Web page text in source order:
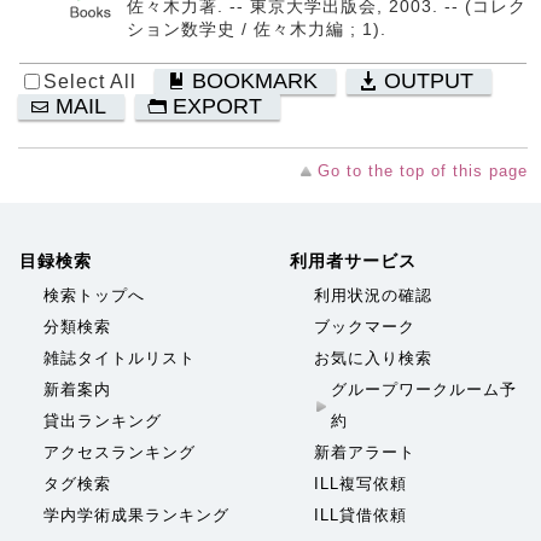
佐々木力著. -- 東京大学出版会, 2003. -- (コレク
ション数学史 / 佐々木力編 ; 1).
Select All BOOKMARK
OUTPUT
MAIL
EXPORT
Go to the top of this page
目録検索
検索トップへ
分類検索
雑誌タイトルリスト
新着案内
貸出ランキング
アクセスランキング
タグ検索
学内学術成果ランキング
利用者サービス
利用状況の確認
ブックマーク
お気に入り検索
グループワークルーム予
約
新着アラート
ILL複写依頼
ILL貸借依頼